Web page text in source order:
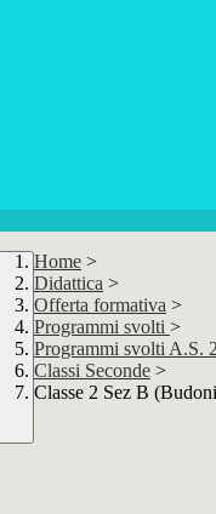
Home >
Didattica >
Offerta formativa >
Programmi svolti >
Programmi svolti A.S.
Classi Seconde >
Classe 2 Sez B